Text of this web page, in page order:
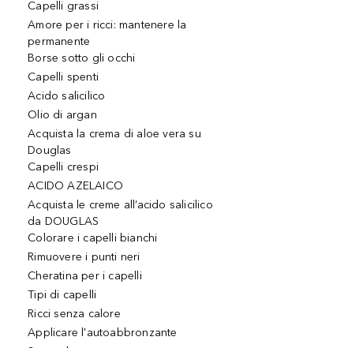
Capelli grassi
Amore per i ricci: mantenere la
permanente
Borse sotto gli occhi
Capelli spenti
Acido salicilico
Olio di argan
Acquista la crema di aloe vera su
Douglas
Capelli crespi
ACIDO AZELAICO
Acquista le creme all’acido salicilico
da DOUGLAS
Colorare i capelli bianchi
Rimuovere i punti neri
Cheratina per i capelli
Tipi di capelli
Ricci senza calore
Applicare l'autoabbronzante